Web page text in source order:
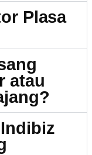
Plasa
atau